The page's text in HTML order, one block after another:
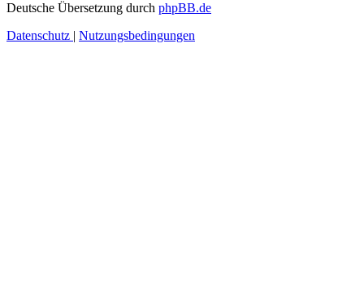
Deutsche Übersetzung durch phpBB.de
Datenschutz | Nutzungsbedingungen